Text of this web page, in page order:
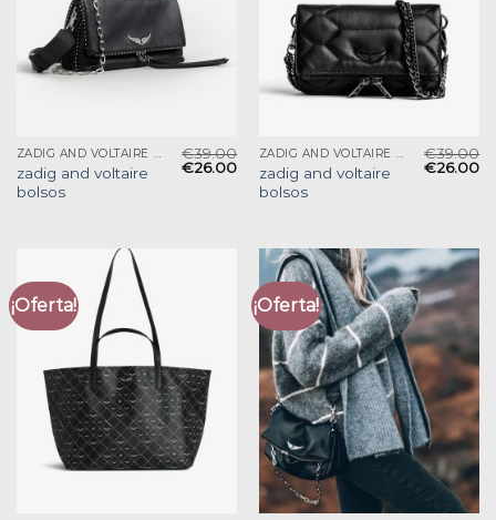
ZADIG AND VOLTAIRE BOLSOS
zadig and voltaire
bolsos
€39.00
€26.00
ZADIG AND VOLTAIRE BOLSOS
zadig and voltaire
bolsos
€39.00
€26.00
¡Oferta! ¡Oferta!